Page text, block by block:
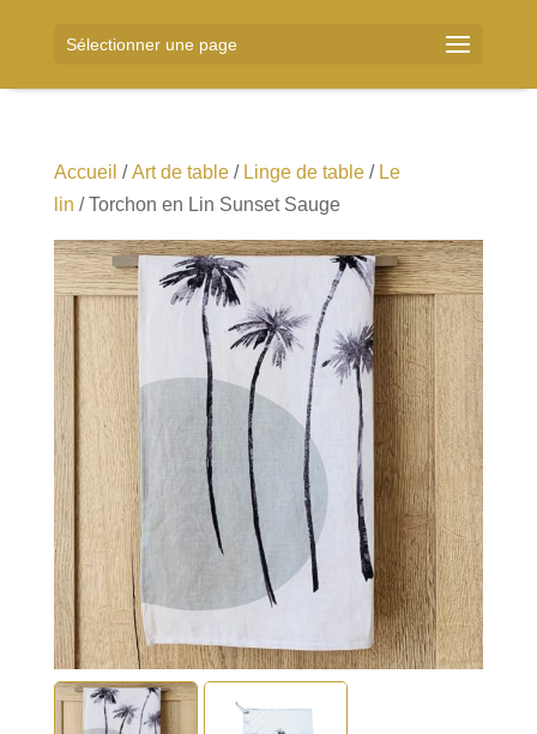
Sélectionner une page
Accueil /Art de table/ Linge de table/ Le
lin / Torchon en Lin Sunset Sauge